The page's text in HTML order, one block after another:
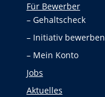
Für Bewerber
Gehaltscheck
Initiativ bewerben
Mein Konto
Jobs
Aktuelles